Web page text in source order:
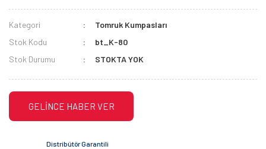
Kategori
Tomruk Kumpasları
Stok Kodu
bt_K-80
Stok Durumu
STOKTA YOK
GELİNCE HABER VER
Distribütör Garantili